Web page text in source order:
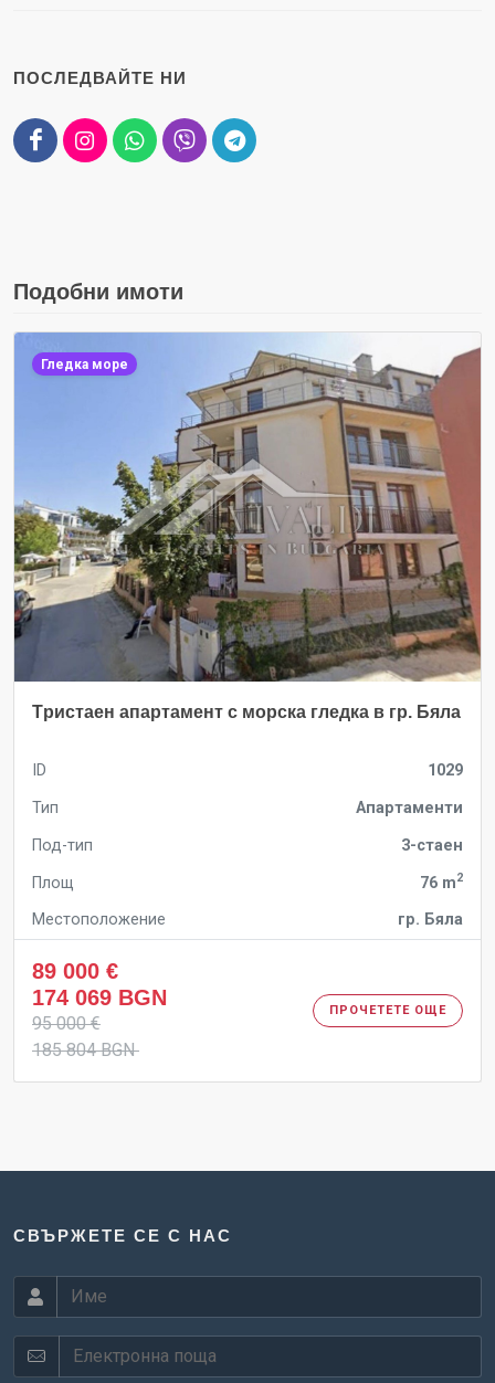
ПОСЛЕДВАЙТЕ НИ
Подобни имоти
Гледка море
Tристаен апартамент с морска гледка в гр. Бяла
ID
1029
Тип
Апартаменти
Под-тип
3-стаен
Площ
76 m2
Местоположение гр. Бяла
89 000 €
174 069 BGN
95 000 €
185 804 BGN
ПРОЧЕТЕТЕ ОЩЕ
СВЪРЖЕТЕ СЕ С НАС